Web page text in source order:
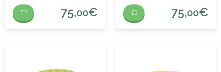
75,00€ 75,00€